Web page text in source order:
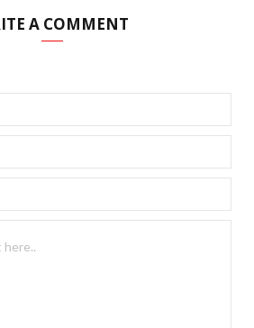
A COMMENT